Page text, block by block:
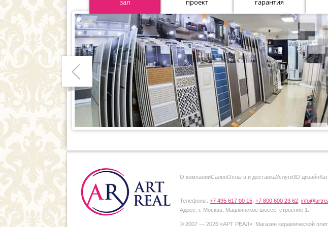
зал
проект
гарантия
Предыдущий
О компанииCалонОплата и доставкаУслуги3D дизайн
Телефоны: +7 495 617 00 15 +7 800 600 23 62
Адрес: г. Москва, Машкинское шоссе, строение 1.
© 2007 — 2026 «АРТ РЕАЛ». Магазин керамической